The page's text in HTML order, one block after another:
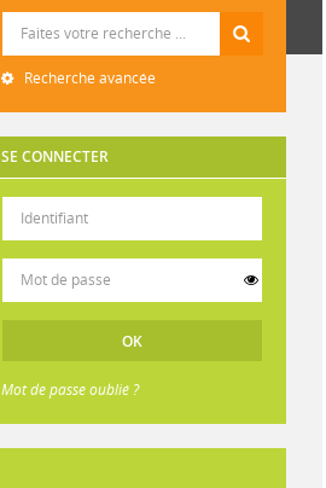
Recherche avancée
SE CONNECTER
Mot de passe oublié ?